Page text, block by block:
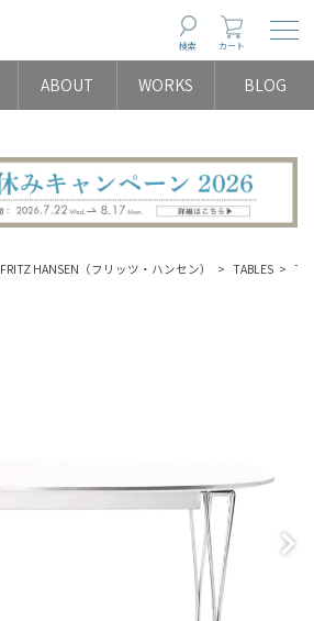
検索 カート
ABOUT WORKS BLOG
FRITZ HANSEN（フリッツ・ハンセン） TABLES